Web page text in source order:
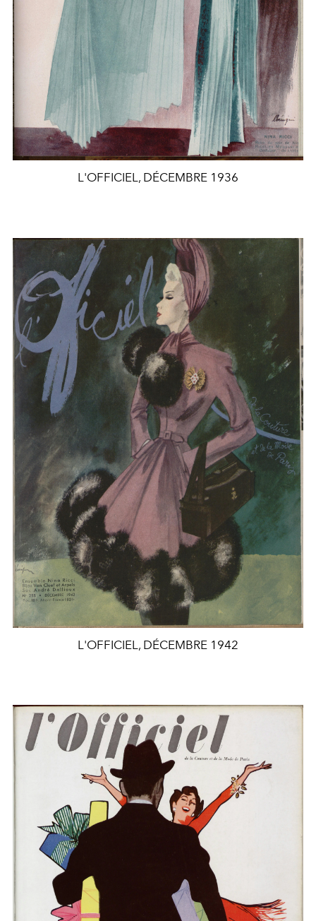
L'OFFICIEL, DÉCEMBRE 1936
L'OFFICIEL, DÉCEMBRE 1942